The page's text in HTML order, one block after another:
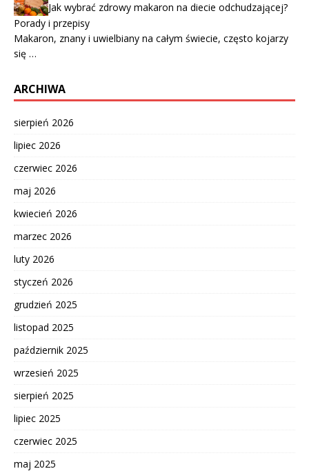
Jak wybrać zdrowy makaron na diecie odchudzającej?
Porady i przepisy
Makaron, znany i uwielbiany na całym świecie, często kojarzy
się …
ARCHIWA
sierpień 2026
lipiec 2026
czerwiec 2026
maj 2026
kwiecień 2026
marzec 2026
luty 2026
styczeń 2026
grudzień 2025
listopad 2025
październik 2025
wrzesień 2025
sierpień 2025
lipiec 2025
czerwiec 2025
maj 2025